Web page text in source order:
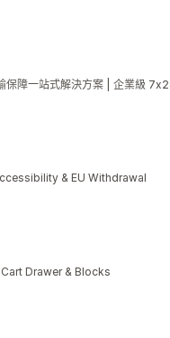
保障一站式解決方案 | 企業級
& EU Withdrawal
Drawer & Blocks